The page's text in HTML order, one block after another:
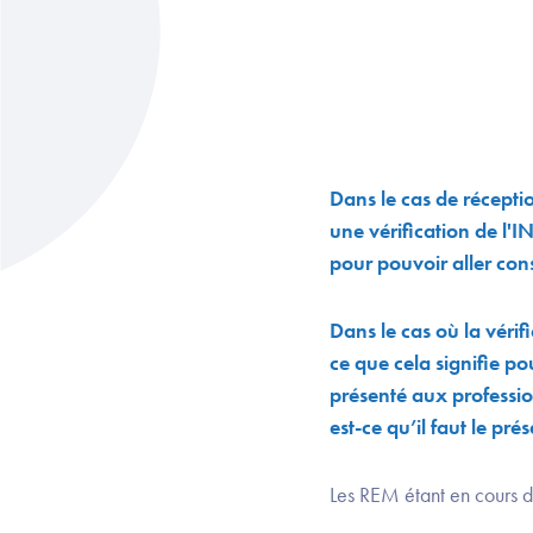
Dans le cas de
une vérification de
pour pouvoir aller
Dans le cas où la
ce que cela signifie
présenté aux
est-ce qu’il faut le
Les REM étant en